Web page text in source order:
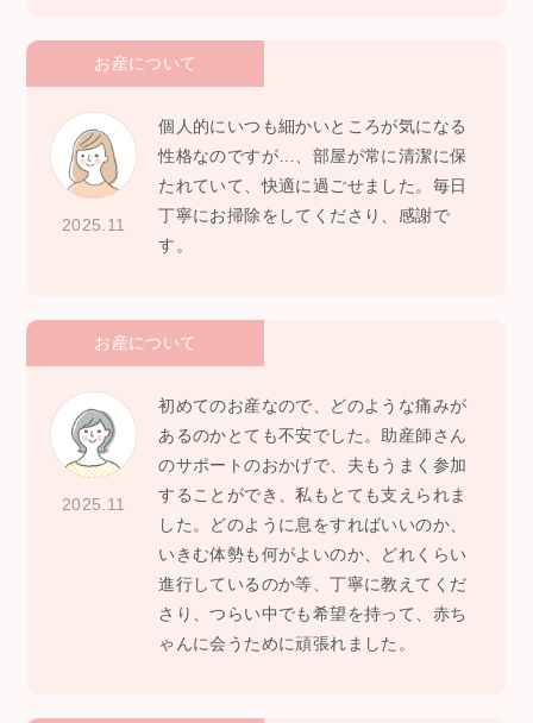
お産について
2025.11
個人的にいつも細かいところが気になる
性格なのですが…、部屋が常に清潔に保
たれていて、快適に過ごせました。毎日
丁寧にお掃除をしてくださり、感謝で
す。
お産について
2025.11
初めてのお産なので、どのような痛みが
あるのかとても不安でした。助産師さん
のサポートのおかげで、夫もうまく参加
することができ、私もとても支えられま
した。どのように息をすればいいのか、
いきむ体勢も何がよいのか、どれくらい
進行しているのか等、丁寧に教えてくだ
さり、つらい中でも希望を持って、赤ち
ゃんに会うために頑張れました。